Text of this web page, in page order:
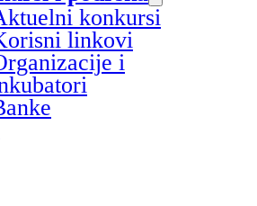
konkursi
linkovi
i